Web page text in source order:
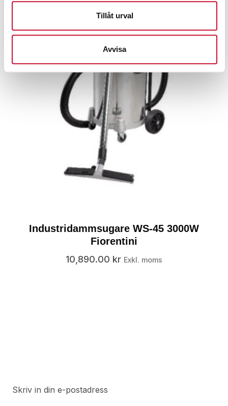
Tillåt urval
Avvisa
Industridammsugare WS-45 3000W
Fiorentini
10,890.00 kr Exkl. moms